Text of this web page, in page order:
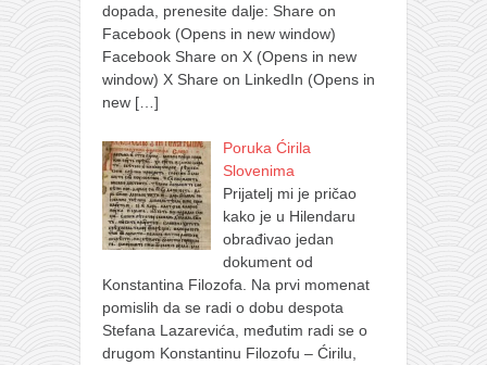
dopada, prenesite dalje: Share on
Facebook (Opens in new window)
Facebook Share on X (Opens in new
window) X Share on LinkedIn (Opens in
new […]
Poruka Ćirila
Slovenima
Prijatelj mi je pričao
kako je u Hilendaru
obrađivao jedan
dokument od
Konstantina Filozofa. Na prvi momenat
pomislih da se radi o dobu despota
Stefana Lazarevića, međutim radi se o
drugom Konstantinu Filozofu – Ćirilu,